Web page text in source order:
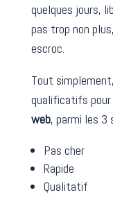
quelques jours,
pas trop non
escroc.
Tout
qualificatifs pour
web, parmi les 3
Pas cher
Rapide
Qualitatif